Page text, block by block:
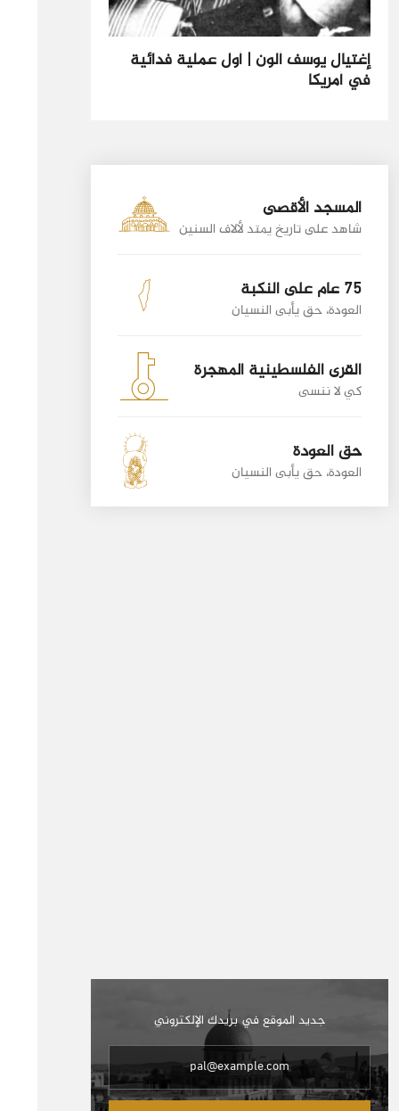
إغتيال يوسف ألون | أول عملية فدائية
في أمريكا
المسجد الأقصى
شاهد على تاريخ يمتد لألاف السنين
75 عام على النكبة
العودة، حق يأبى النسيان
القرى الفلسطينية المهجرة
كي لا ننسى
حق العودة
العودة، حق يأبى النسيان
جديد الموقع في بريدك الإلكتروني